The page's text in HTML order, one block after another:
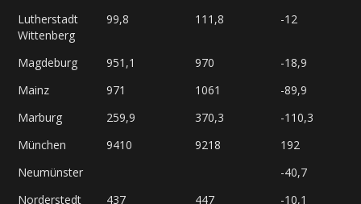
Lutherstadt
Wittenberg
99,8 111,8 -12
Magdeburg 951,1 970
-18,9
Mainz
971 1061
-89,9
Marburg
259,9 370,3
-110,3
München
9410 9218
192
Neumünster
-40,7
Norderstedt
437 447
-10,1